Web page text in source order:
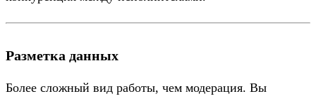
Разметка данных
Более сложный вид работы, чем модерация. Вы